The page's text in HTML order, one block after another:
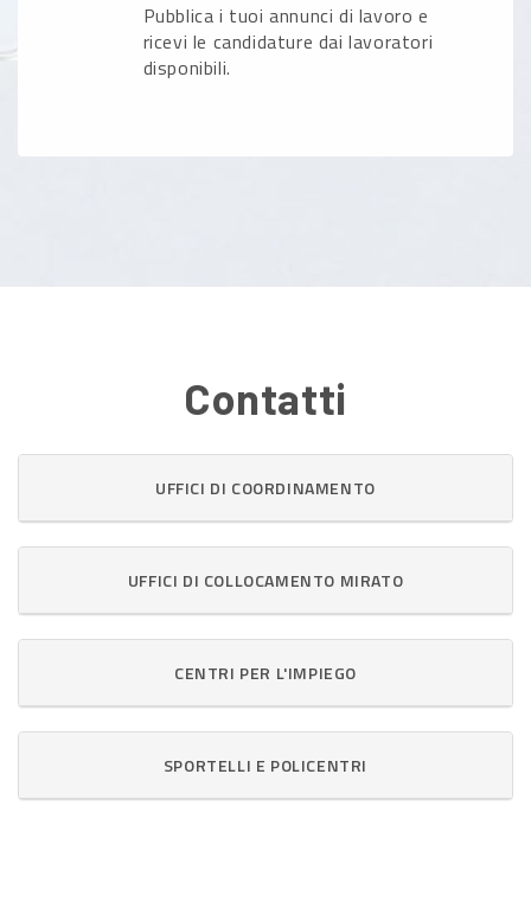
Pubblica i tuoi annunci di lavoro e
ricevi le candidature dai lavoratori
disponibili.
Contatti
UFFICI DI COORDINAMENTO
UFFICI DI COLLOCAMENTO MIRATO
CENTRI PER L'IMPIEGO
SPORTELLI E POLICENTRI